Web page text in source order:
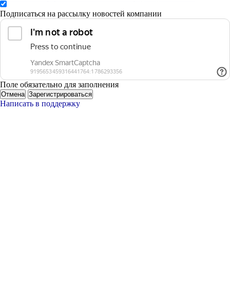
Подписаться на рассылку новостей компании
Поле обязательно для заполнения
Отмена Зарегистрироваться
Написать в поддержку